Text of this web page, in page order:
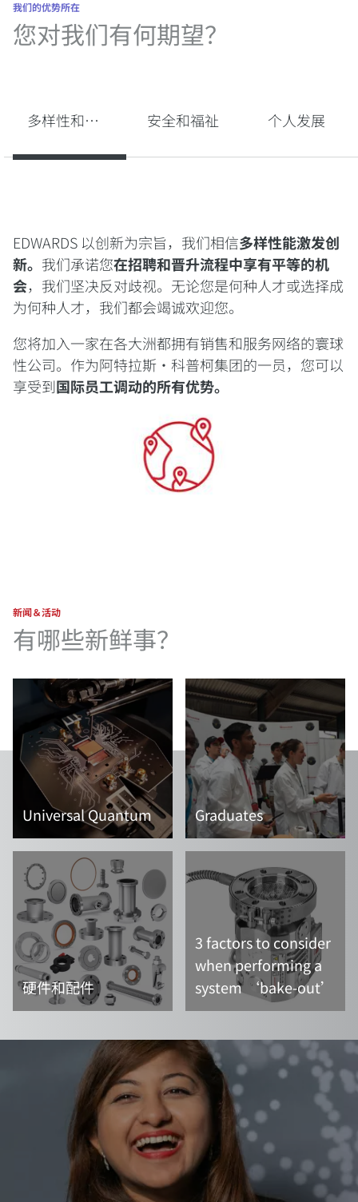
我们的优势所在
您对我们有何期望？
多样性和国际流动性 安全和福祉 个人发展
EDWARDS 以创新为宗旨，我们相信多样性能激发创
新。 我们承诺您在招聘和晋升流程中享有平等的机
会，我们坚决反对歧视。无论您是何种人才或选择成
为何种人才，我们都会竭诚欢迎您。
您将加入一家在各大洲都拥有销售和服务网络的寰球
性公司。作为阿特拉斯·科普柯集团的一员，您可以
享受到国际员工调动的所有优势。
新闻＆活动
有哪些新鲜事？
Universal Quantum
阅读更多内容
Graduates
硬件和配件
3 factors to consider
when performing a
system ‘bake-out’